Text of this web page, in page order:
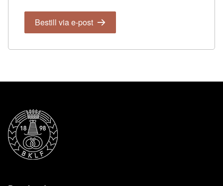
Bestill via e-post